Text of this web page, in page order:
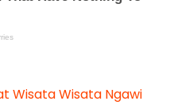
WisataWisata Ngawi